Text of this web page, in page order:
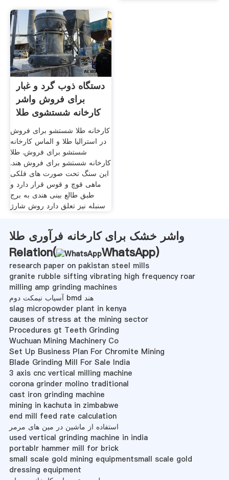
دستگاه ذوب گرد و غبار
برای فروش واشر
کارخانه شستشوی طلا
کارخانه طلا شستشو برای فروش
در استرالیا طلا و الماس کارخانه
شستشو برای فروش. طلا
کارخانه شستشو برای فروش هند.
این سنگ تحت صورت های فلکی
ماهی قوچ و قوس قرار دارد و
طبق طالع بینی هندی به برج
سنبله نیز تعلق دارد روش شارژ
واشر خشک برای کارخانه فرآوری طلا
Relation(
WhatsApp)
research paper on pakistan steel mills
granite rubble sifting vibrating high frequency roar
milling amp grinding machines
آسیاب نیمکت دوم bmd هند
slag micropowder plant in kenya
causes of stress at the mining sector
Procedures gt Teeth Grinding
Wuchuan Mining Machinery Co
Set Up Business Plan For Chromite Mining
Blade Grinding Mill For Sale India
3 axis cnc vertical milling machine
corona grinder molino traditional
cast iron grinding machine
mining in kachuta in zimbabwe
end mill feed rate calculation
استفاده از ماشین در مین های مرمر
used vertical grinding machine in india
portablr hammer mill for brick
small scale gold mining equipmentsmall scale gold
dressing equipment